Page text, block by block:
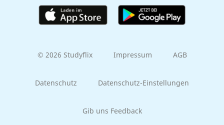
© 2026 Studyflix Impressum AGB
Datenschutz Datenschutz-Einstellungen
Gib uns Feedback